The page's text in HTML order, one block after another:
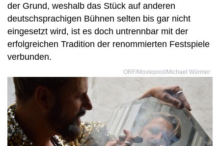
der Grund, weshalb das Stück auf anderen
deutschsprachigen Bühnen selten bis gar nicht
eingesetzt wird, ist es doch untrennbar mit der
erfolgreichen Tradition der renommierten Festspiele
verbunden.
ORF/Moviepool/Michael Würmer